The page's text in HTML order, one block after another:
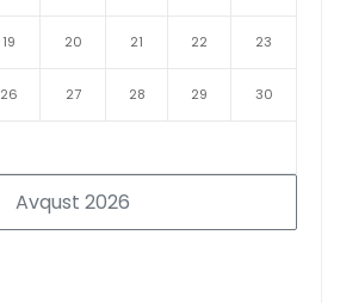
Avqust 2026
19 20 21 22 23
26 27 28 29 30